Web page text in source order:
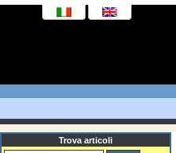
Trova articoli